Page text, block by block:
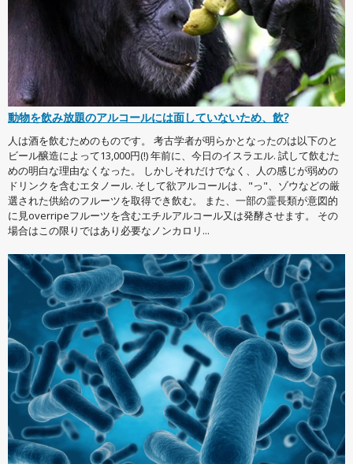
動物を飲み放題のアルコールには面していないため、飲?
人は酒を飲むためのものです。 考古学者が明らかとなったのは以下のと
ビール醸造によって13,000円(!) 年前に、今日のイスラエル. 試して飲むた
めの明白な理由なくなった。 しかしそれだけでなく、人の感じが弱めの
ドリンクを含むエタノール. そして欲アルコールは、"っ"、ゾウなどの厳
選された供給のフルーツを取得でき飲む。 また、一部の霊長類が意図的
に見overripeフルーツを含むエチルアルコール又は発酵させます。 その
場合はこの限りではあり必要なノンカロリ...